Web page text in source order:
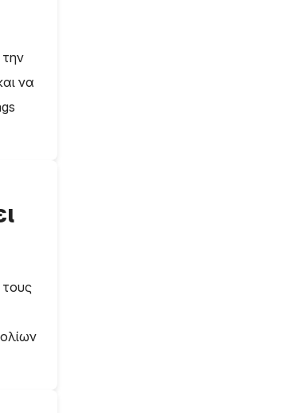
την
να
τους